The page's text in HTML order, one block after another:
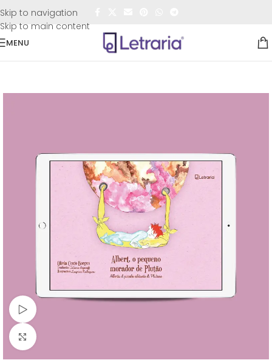
Skip to navigation
Skip to main content
FRETE GRÁTIS
MENU
Línguas estrangeiras modernas
Assistir vídeo
Clique para ampliar